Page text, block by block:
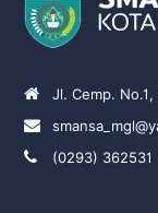
Jl. Cemp.
(0293) 362531